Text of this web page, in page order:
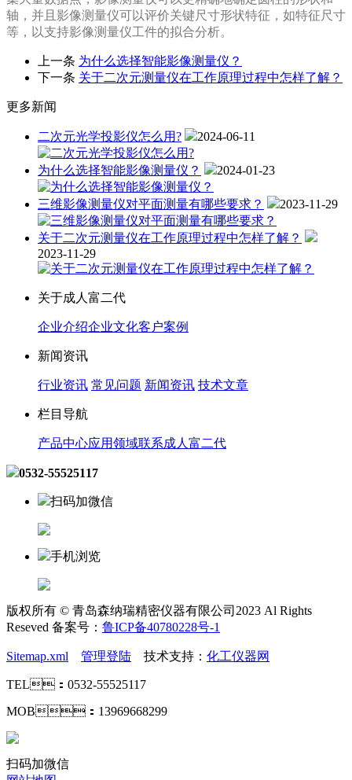
轴，并且影像测量仪可以评价关键尺寸形状特征，如特征尺寸
等，以支持影像测量仪工件的拟合分析。
上一条 为什么选择智能影像测量仪？
下一条 关于二次元测量仪在工作原理过程中怎样了解？
更多新闻
二次元光学投影仪怎么用? 2024-06-11
为什么选择智能影像测量仪？ 2024-01-23
三维影像测量仪对平面测量有哪些要求？ 2023-11-29
关于二次元测量仪在工作原理过程中怎样了解？
2023-11-29
关于成人富二代
企业介绍企业文化客户案例
新闻资讯
行业资讯 常见问题 新闻资讯 技术文章
栏目导航
产品中心应用领域联系成人富二代
0532-55525117
扫码加微信
手机浏览
版权所有 © 青岛森纳瑞精密仪器有限公司2023 Al Rights
Reseved 备案号： 鲁ICP备40780228号-1
Sitemap.xml 管理登陆 技术支持： 化工仪器网
TEL：0532-55525117
MOB：13969668299
扫码加微信